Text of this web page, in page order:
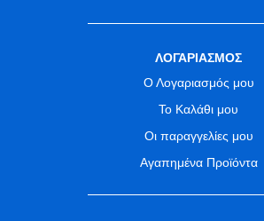
ΛΟΓΑΡΙΑΣΜΟΣ
Ο Λογαριασμός μου
Το Καλάθι μου
Οι παραγγελίες μου
Αγαπημένα Προϊόντα